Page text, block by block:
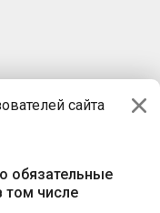
сайта
обязательные
том числе
пр-т Независимости